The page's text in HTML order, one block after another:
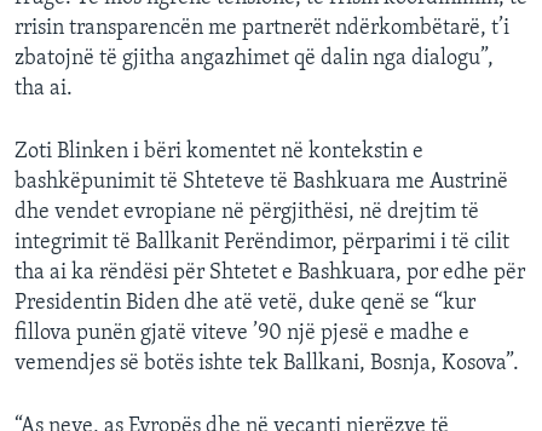
rrisin transparencën me partnerët ndërkombëtarë, t’i
zbatojnë të gjitha angazhimet që dalin nga dialogu”,
tha ai.
Zoti Blinken i bëri komentet në kontekstin e
bashkëpunimit të Shteteve të Bashkuara me Austrinë
dhe vendet evropiane në përgjithësi, në drejtim të
integrimit të Ballkanit Perëndimor, përparimi i të cilit
tha ai ka rëndësi për Shtetet e Bashkuara, por edhe për
Presidentin Biden dhe atë vetë, duke qenë se “kur
fillova punën gjatë viteve ’90 një pjesë e madhe e
vemendjes së botës ishte tek Ballkani, Bosnja, Kosova”.